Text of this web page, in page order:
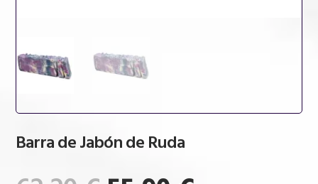
Barra de Jabón de Ruda